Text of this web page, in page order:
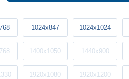
1024x847 1024x1024
1400x1050 1440x900
1920x1080 1920x1200